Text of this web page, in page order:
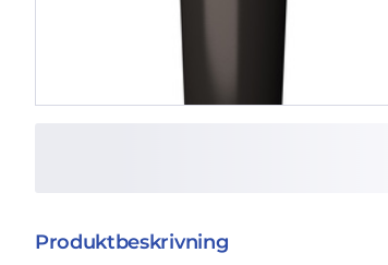
Produktbeskrivning